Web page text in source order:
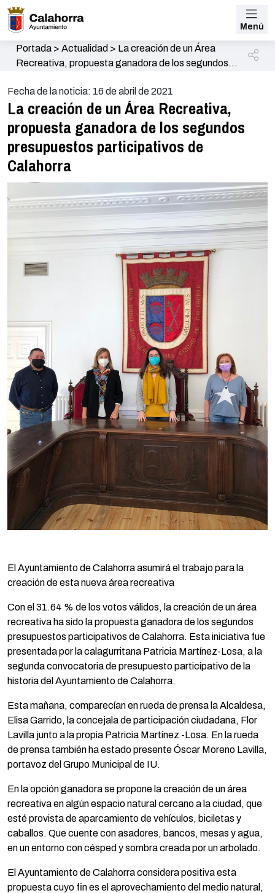
Menú
Portada> Actualidad > La creación de un Área
Recreativa, propuesta ganadora de los segundos
Fecha de la noticia: 16 de abril de 2021
La creación de un Área Recreativa,
propuesta ganadora de los segundos
presupuestos participativos de
Calahorra
El Ayuntamiento de Calahorra asumirá el trabajo para la
creación de esta nueva área recreativa
Con el 31.64 % de los votos válidos, la creación de un área
recreativa ha sido la propuesta ganadora de los segundos
presupuestos participativos de Calahorra. Esta iniciativa fue
presentada por la calagurritana Patricia Martínez-Losa, a la
segunda convocatoria de presupuesto participativo de la
historia del Ayuntamiento de Calahorra.
Esta mañana, comparecían en rueda de prensa la Alcaldesa,
Elisa Garrido, la concejala de participación ciudadana, Flor
Lavilla junto a la propia Patricia Martínez -Losa. En la rueda
de prensa también ha estado presente Óscar Moreno Lavilla,
portavoz del Grupo Municipal de IU.
En la opción ganadora se propone la creación de un área
recreativa en algún espacio natural cercano a la ciudad, que
esté provista de aparcamiento de vehículos, biciletas y
caballos. Que cuente con asadores, bancos, mesas y agua,
en un entorno con césped y sombra creada por un arbolado.
El Ayuntamiento de Calahorra considera positiva esta
propuesta cuyo fin es el aprovechamiento del medio natural,